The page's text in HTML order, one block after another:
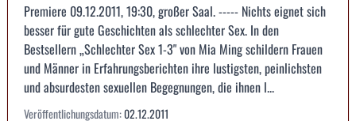
Premiere 09.12.2011, 19:30, großer Saal. ----- Nichts eignet sich
besser für gute Geschichten als schlechter Sex. In den
Bestsellern „Schlechter Sex 1-3" von Mia Ming schildern Frauen
und Männer in Erfahrungsberichten ihre lustigsten, peinlichsten
und absurdesten sexuellen Begegnungen, die ihnen l...
Veröffentlichungsdatum:02.12.2011